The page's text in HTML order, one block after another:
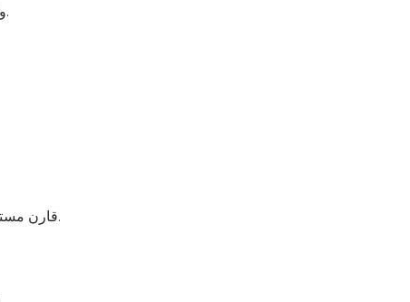
شغّل تطبيق Claude على iPhone وابدأ محادثة جديدة.
قارن مستويات نشاطي هذا الأسبوع مقابل الأسبوع الماضي.